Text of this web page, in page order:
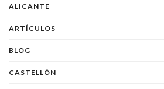
ALICANTE
ARTÍCULOS
BLOG
CASTELLÓN